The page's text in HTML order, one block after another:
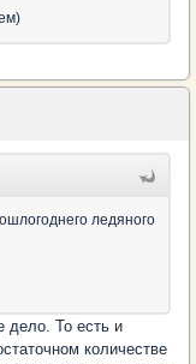
ледяного
дело. То есть и
количестве